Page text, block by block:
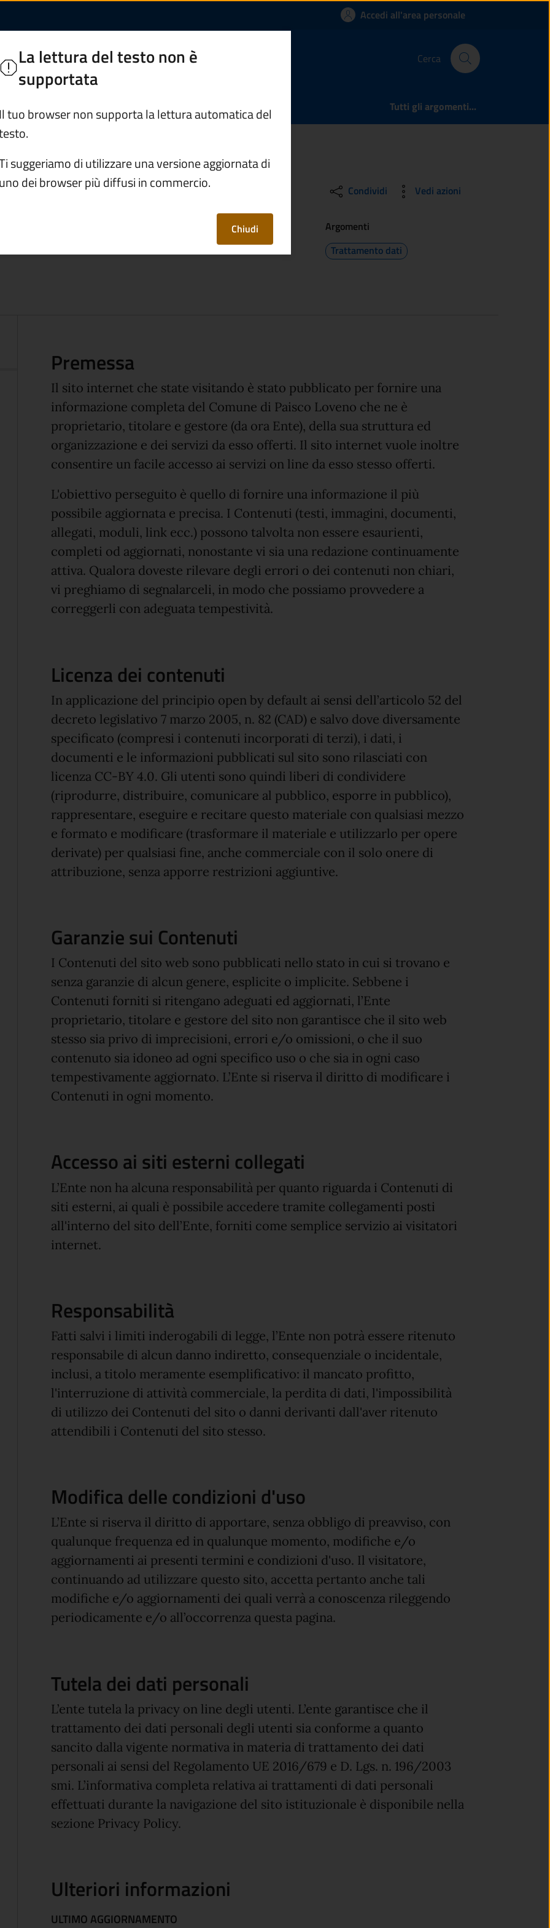
Paisco Loveno Accedi all'area personale
Loveno Cerca
Servizi Vivere Paisco Loveno Tutti gli argomenti...
Condividi Vedi azioni
La lettura del testo non è
supportata
Il tuo browser non supporta la lettura automatica del
suggeriamo di utilizzare una versione aggiornata di
uno dei browser più diffusi in commercio.
Chiudi
Argomenti
Trattamento dati
Premessa
Il sito internet che state visitando è stato pubblicato per fornire una
informazione completa del Comune di Paisco Loveno che ne è
proprietario, titolare e gestore (da ora Ente), della sua struttura ed
organizzazione e dei servizi da esso offerti. Il sito internet vuole inoltre
consentire un facile accesso ai servizi on line da esso stesso offerti.
L'obiettivo perseguito è quello di fornire una informazione il più
possibile aggiornata e precisa. I Contenuti (testi, immagini, documenti,
allegati, moduli, link ecc.) possono talvolta non essere esaurienti,
completi od aggiornati, nonostante vi sia una redazione continuamente
attiva. Qualora doveste rilevare degli errori o dei contenuti non chiari,
vi preghiamo di segnalarceli, in modo che possiamo provvedere a
correggerli con adeguata tempestività.
Licenza dei contenuti
In applicazione del principio open by default ai sensi dell’articolo 52 del
decreto legislativo 7 marzo 2005, n. 82 (CAD) e salvo dove diversamente
specificato (compresi i contenuti incorporati di terzi), i dati, i
documenti e le informazioni pubblicati sul sito sono rilasciati con
licenza CC-BY 4.0. Gli utenti sono quindi liberi di condividere
(riprodurre, distribuire, comunicare al pubblico, esporre in pubblico),
rappresentare, eseguire e recitare questo materiale con qualsiasi mezzo
e formato e modificare (trasformare il materiale e utilizzarlo per opere
derivate) per qualsiasi fine, anche commerciale con il solo onere di
attribuzione, senza apporre restrizioni aggiuntive.
Garanzie sui Contenuti
I Contenuti del sito web sono pubblicati nello stato in cui si trovano e
senza garanzie di alcun genere, esplicite o implicite. Sebbene i
Contenuti forniti si ritengano adeguati ed aggiornati, l’Ente
proprietario, titolare e gestore del sito non garantisce che il sito web
stesso sia privo di imprecisioni, errori e/o omissioni, o che il suo
contenuto sia idoneo ad ogni specifico uso o che sia in ogni caso
tempestivamente aggiornato. L’Ente si riserva il diritto di modificare i
Contenuti in ogni momento.
Accesso ai siti esterni collegati
L’Ente non ha alcuna responsabilità per quanto riguarda i Contenuti di
siti esterni, ai quali è possibile accedere tramite collegamenti posti
all'interno del sito dell’Ente, forniti come semplice servizio ai visitatori
internet.
Responsabilità
Fatti salvi i limiti inderogabili di legge, l’Ente non potrà essere ritenuto
responsabile di alcun danno indiretto, consequenziale o incidentale,
inclusi, a titolo meramente esemplificativo: il mancato profitto,
l'interruzione di attività commerciale, la perdita di dati, l'impossibilità
di utilizzo dei Contenuti del sito o danni derivanti dall'aver ritenuto
attendibili i Contenuti del sito stesso.
Modifica delle condizioni d'uso
L’Ente si riserva il diritto di apportare, senza obbligo di preavviso, con
qualunque frequenza ed in qualunque momento, modifiche e/o
aggiornamenti ai presenti termini e condizioni d'uso. Il visitatore,
continuando ad utilizzare questo sito, accetta pertanto anche tali
modifiche e/o aggiornamenti dei quali verrà a conoscenza rileggendo
periodicamente e/o all’occorrenza questa pagina.
Tutela dei dati personali
L’ente tutela la privacy on line degli utenti. L’ente garantisce che il
trattamento dei dati personali degli utenti sia conforme a quanto
sancito dalla vigente normativa in materia di trattamento dei dati
personali ai sensi del Regolamento UE 2016/679 e D. Lgs. n. 196/2003
smi. L’informativa completa relativa ai trattamenti di dati personali
effettuati durante la navigazione del sito istituzionale è disponibile nella
sezione Privacy Policy.
Ulteriori informazioni
ULTIMO AGGIORNAMENTO